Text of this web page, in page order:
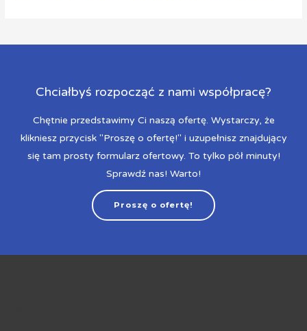
Chciałbyś rozpocząć z nami współpracę?
Chętnie przedstawimy Ci naszą ofertę. Wystarczy, że
klikniesz przycisk "Proszę o ofertę!" i uzupełnisz znajdujący
się tam prosty formularz ofertowy. To tylko pół minuty!
Sprawdź nas! Warto!
Proszę o ofertę!